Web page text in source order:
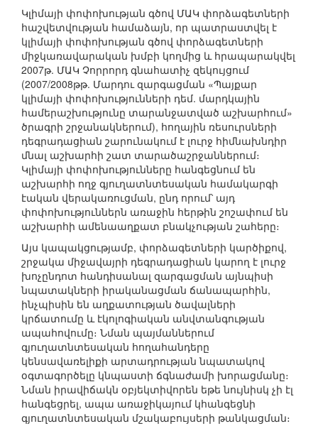
Կլիմայի փոփոխության գծով ՄԱԿ փորձագետների
հաշվետվության համաձայն, որ պատրաստվել է
կլիմայի փոփոխության գծով փորձագետների
միջկառավարական խմբի կողմից և հրապարակվել
2007թ. ՄԱԿ Չորրորդ գնահատիչ զեկույցում
(2007/2008թթ. Մարդու զարգացման «Պայքար
կլիմայի փոփոխությունների դեմ. մարդկային
համերաշխությունը տարանջատված աշխարհում»
ծրագրի շրջանակներում), հողային ռեսուրսների
դեգրադացիան շարունակում է լուրջ հիմնախնդիր
մնալ աշխարհի շատ տարածաշրջաններում։
Կլիմայի փոփոխությունները հանգեցնում են
աշխարհի ողջ գյուղատնտեսական համակարգի
էական վերակառուցման, ընդ որում՝ այդ
փոփոխություններն առաջին հերթին շոշափում են
աշխարհի ամենաաղքատ բնակչության շահերը։
Այս կապակցությամբ, փորձագետների կարծիքով,
շրջակա միջավայրի դեգրադացիան կարող է լուրջ
խոչընդոտ հանդիսանալ զարգացման այնպիսի
նպատակների իրականացման ճանապարհին,
ինչպիսին են աղքատության ծավալների
կրճատումը և էկոլոգիական անվտանգության
ապահովումը։ Նման պայմաններում
գյուղատնտեսական հողահանդերը
կենսավառելիքի արտադրության նպատակով
օգտագործելը կնպաստի ճգնաժամի խորացմանը։
Նման իրավիճակն օբյեկտիվորեն եթե նույնիսկ չի էլ
հանգեցրել, ապա առաջիկայում կհանգեցնի
գյուղատնտեսական մշակաբույսերի թանկացման։